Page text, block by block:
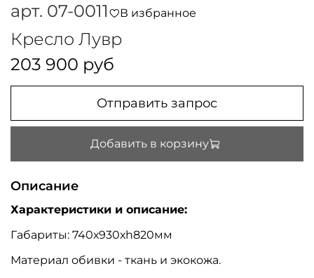
арт. 07-0011 В избранное
Кресло Лувр
203 900 руб
Отправить запрос
Добавить в корзину
Описание
Характеристики и описание:
Габариты: 740х930хh820мм
Материал обивки - ткань и экокожа.